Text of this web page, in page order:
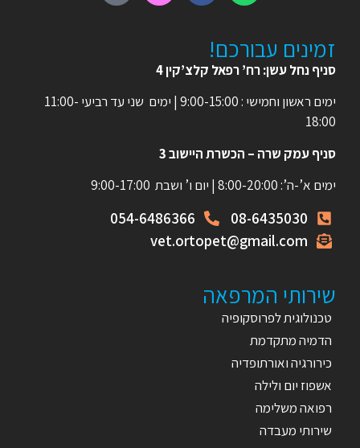
זמינים עבורכם!
סניף נחל עשן: רח’ רפאל קלצ’קין 4
ימים ראשון וחמישי : 9:00-15:00 | ימים שני עד רביעי 11:00-
18:00
סניף עמק שרה – הכשרת היישוב 3
ימים א’-ה’: 8:00-20:00 | יום ו’ ושבת 9:00-17:00
08-6435030
054-6486366
vet.ortopet@gmail.com
שירותי המרפאה
טכנולוגית לפרוסקופיה
הדמיה מתקדמת
כירורגיה ואורתופדיה
אשפוז יום ולילה
רפואה משלימה
שירותי מעבדה